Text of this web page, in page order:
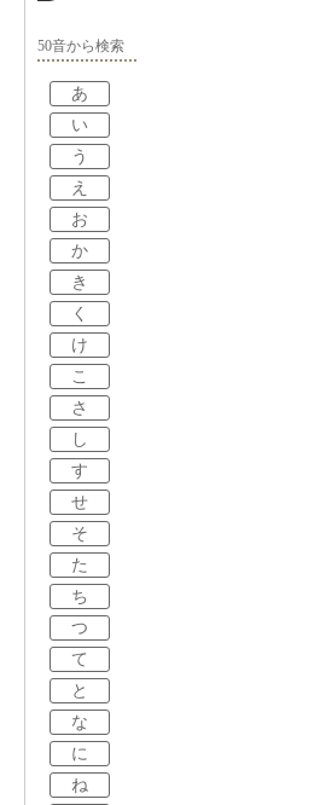
50音から検索
あ
い
う
え
お
か
き
く
け
こ
さ
し
す
せ
そ
た
ち
つ
て
と
な
に
ね